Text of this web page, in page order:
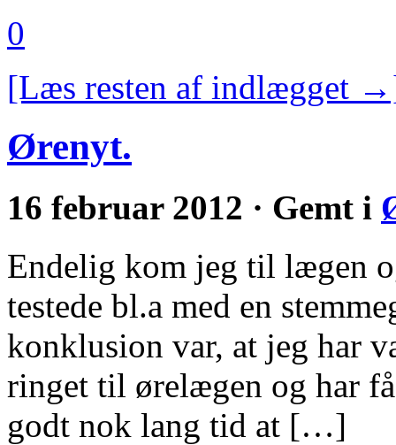
0
[Læs resten af indlægget
Ørenyt.
16 februar 2012 · Gemt i
Endelig kom jeg til lægen
testede bl.a med en
konklusion var, at jeg har
ringet til ørelægen og har
godt nok lang tid at […]